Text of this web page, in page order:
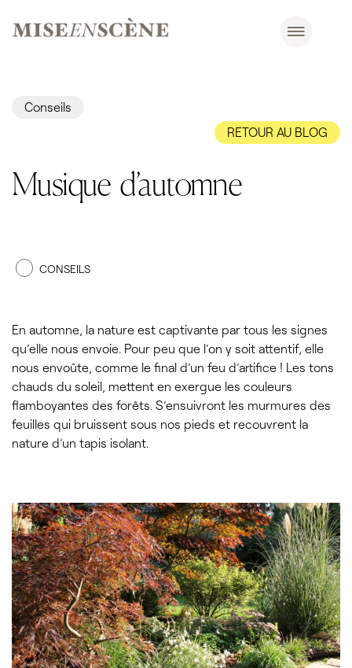
Conseils
RETOUR AU BLOG
Musique d’automne
CONSEILS
En automne, la nature est captivante par tous les signes
qu’elle nous envoie. Pour peu que l’on y soit attentif, elle
nous envoûte, comme le final d’un feu d’artifice ! Les tons
chauds du soleil, mettent en exergue les couleurs
flamboyantes des forêts. S’ensuivront les murmures des
feuilles qui bruissent sous nos pieds et recouvrent la
nature d’un tapis isolant.